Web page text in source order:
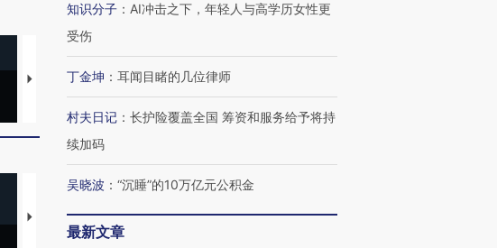
马航飞行员跨国走私7万
粒摇头丸 尿检体内含3种
视线｜被称为“蟑螂”的印
度Z世代 用街头抗争将教
育部长拱下台
机”？难民潮撕裂西班牙
飞地休达
特朗普出席葬礼疑似打瞌
睡引争议 白宫怒斥批评
视线｜极端高温致多瑙河
知识分子 ： AI冲击之下，年轻人与高学历女性更
受伤
丁金坤 ： 耳闻目睹的几位律师
村夫日记 ： 长护险覆盖全国 筹资和服务给予将持
续加码
吴晓波 ： “沉睡”的10万亿元公积金
最新文章